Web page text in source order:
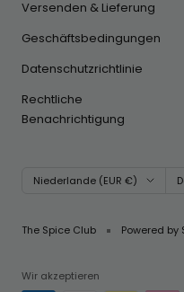
Versenden & Lieferung
Geschäftsbedingungen
Datenschutzrichtlinie
Rechtliche
Benachrichtigung
Land/Region
Niederlande (EUR €)
The Spice Club Powered by
Wir akzeptieren